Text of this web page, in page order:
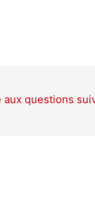
aux questions